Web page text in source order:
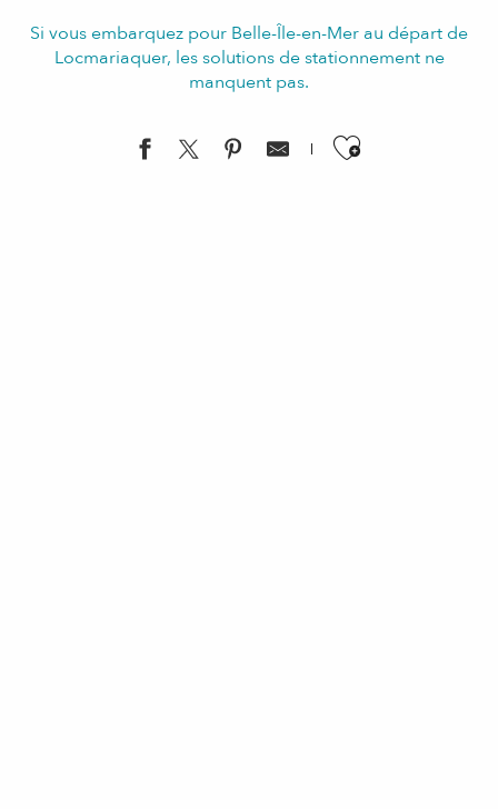
Si vous embarquez pour Belle-Île-en-Mer au départ de
Locmariaquer, les solutions de stationnement ne
manquent pas.
Ajouter aux